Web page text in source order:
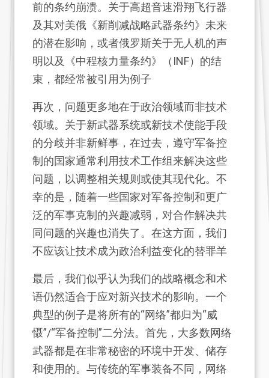
前的条约崩溃。关于高超音速滑翔飞行器
及其对美俄《新削减战略武器条约》未来
的潜在影响，或者俄罗斯关于无人机的声
明以及《中程核力量条约》（INF）的结
束，都经常被引用为例子
再次，问题更多地在于政治领域而非技术
领域。关于新武器系统或新技术使能手段
的分歧并非新鲜事，在过去，遵守军备控
制的国家通常利用技术工作组来解决这些
问题，以调整相关规则或使其现代化。不
幸的是，随着一些国家对军备控制和更广
泛的军事克制的兴趣减弱，对合作解决共
同问题的兴趣也消失了。在这方面，我们
不应该让技术成为政治利益变化的替罪羊
最后，我们似乎认为我们的战略概念和术
语仍然适合于应对新兴技术的影响。一个
典型的例子是将所有的“网络”都归为“威
慑”/“军备控制”二分法。首先，大多数网络
武器都是在非常秘密的环境中开发、储存
和使用的。与传统的军事装备不同，网络